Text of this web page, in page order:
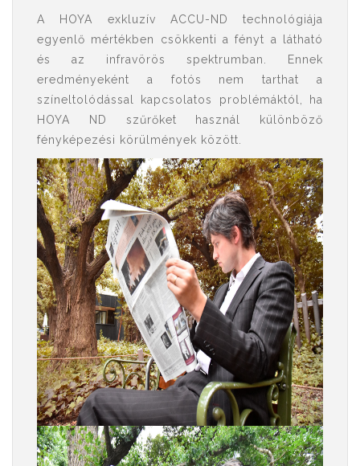
A HOYA exkluzív ACCU-ND technológiája
egyenlő mértékben csökkenti a fényt a látható
és az infravörös spektrumban. Ennek
eredményeként a fotós nem tarthat a
színeltolódással kapcsolatos problémáktól, ha
HOYA ND szűrőket használ különböző
fényképezési körülmények között.